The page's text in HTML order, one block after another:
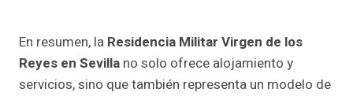
En resumen, la Residencia Militar Virgen de los
Reyes en Sevilla no solo ofrece alojamiento y
servicios, sino que también representa un modelo de